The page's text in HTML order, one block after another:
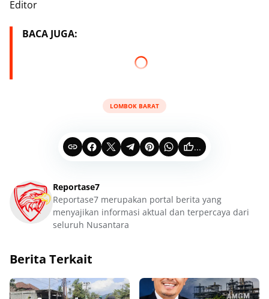
Editor
BACA JUGA:
LOMBOK BARAT
...
Reportase7
Reportase7 merupakan portal berita yang
menyajikan informasi aktual dan terpercaya dari
seluruh Nusantara
Berita Terkait